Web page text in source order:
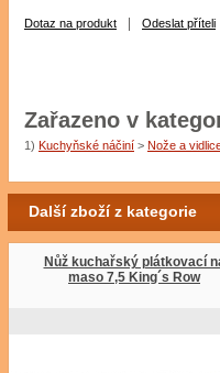
Dotaz na produkt Odeslat příteli
Zařazeno v
1) Kuchyňské náčiní > Nože a
Další zboží z kategorie
Nůž kuchařský plátkovací
maso 7,5 King´s Row